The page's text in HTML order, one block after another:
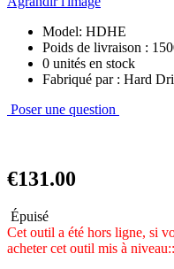
Model: HDHE
Poids de livraison :
0 unités en stock
Fabriqué par : Hard
Poser une question
€131.00
Épuisé
Cet outil a été hors ligne, si
acheter cet outil mis à niveau::